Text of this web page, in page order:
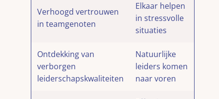
Verhoogd vertrouwen
in teamgenoten
Elkaar helpen
in stressvolle
situaties
Ontdekking van
verborgen
leiderschapskwaliteiten
Natuurlijke
leiders komen
naar voren